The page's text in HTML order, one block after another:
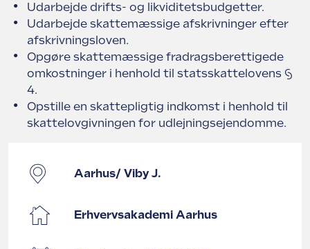
Udarbejde drifts- og likviditetsbudgetter.
Udarbejde skattemæssige afskrivninger efter
afskrivningsloven.
Opgøre skattemæssige fradragsberettigede
omkostninger i henhold til statsskattelovens §
4.
Opstille en skattepligtig indkomst i henhold til
skattelovgivningen for udlejningsejendomme.
Aarhus/ Viby J.
Erhvervsakademi Aarhus